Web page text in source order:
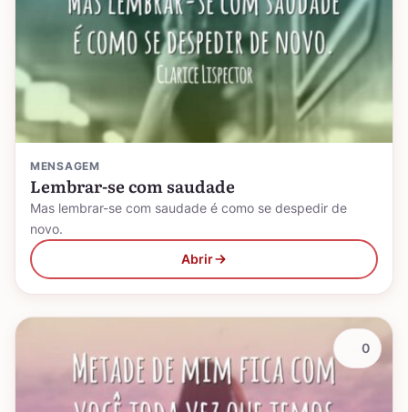
MENSAGEM
Lembrar-se com saudade
Mas lembrar-se com saudade é como se despedir de
novo.
Abrir
0